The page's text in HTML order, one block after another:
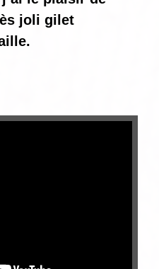
joli gilet